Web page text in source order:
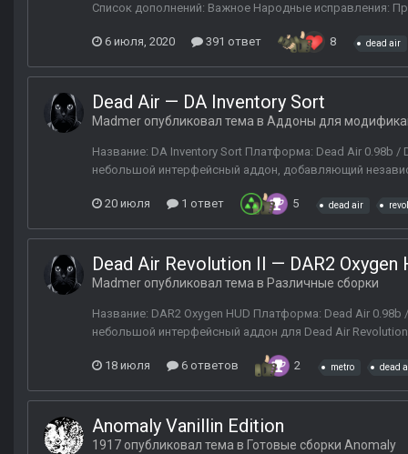
Список дополнений: Важное Народные исправления:
6 июля, 2020 391 ответ 8 dead air
Dead Air — DA Inventory Sort
Madmer опубликовал тема в Аддоны для
Название: DA Inventory Sort Платформа: Dead Air 0.98b /
небольшой интерфейсный аддон, добавляющий
20 июля 1 ответ 5 dead air
Dead Air Revolution II — DAR2 Oxygen
Madmer опубликовал тема в Различные сборки
Название: DAR2 Oxygen HUD Платформа: Dead Air
небольшой интерфейсный аддон для Dead Air
18 июля 6 ответов 2 metro dead
Anomaly Vanillin Edition
1917 опубликовал тема в Готовые сборки Anomaly